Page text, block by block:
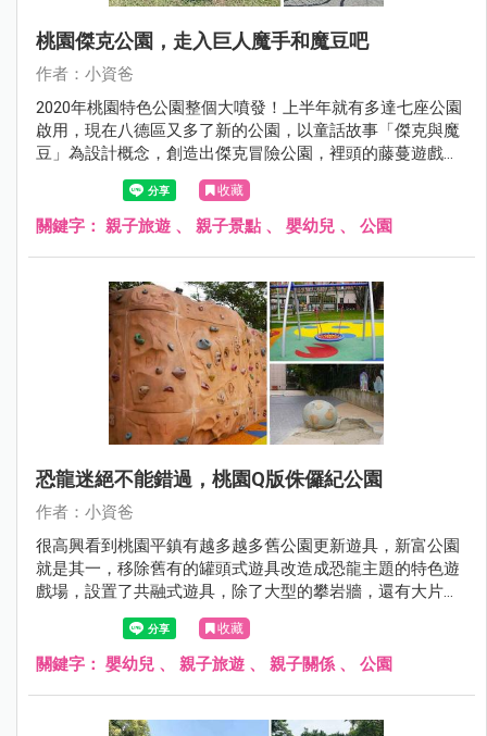
桃園傑克公園，走入巨人魔手和魔豆吧
作者：小資爸
2020年桃園特色公園整個大噴發！上半年就有多達七座公園
啟用，現在八德區又多了新的公園，以童話故事「傑克與魔
豆」為設計概念，創造出傑克冒險公園，裡頭的藤蔓遊戲區
包含波浪流滑梯及大葉攀爬網，另一邊則是將童話故事裡巨
人的魔手以及魔豆融入於裝置藝術中，非常具有特色，除此
之外也設置了彈跳床、鳥巢鞦韆、親子鞦韆、體健設施及社
收藏
關鍵字： 親子旅遊 、 親子景點 、 嬰幼兒 、 公園
恐龍迷絕不能錯過，桃園Q版侏儸紀公園
作者：小資爸
很高興看到桃園平鎮有越多越多舊公園更新遊具，新富公園
就是其一，移除舊有的罐頭式遊具改造成恐龍主題的特色遊
戲場，設置了共融式遊具，除了大型的攀岩牆，還有大片的
沙坑可以挖掘恐龍化石以及挖土機，旁邊更有小朋友最喜歡
的鳥巢鞦韆，地面也設計了恐龍的圖案，讓孩子們玩得更開
心了呢！現在就跟著小資爸一起來看看新富公園變身後有什
收藏
關鍵字： 嬰幼兒 、 親子旅遊 、 親子關係 、 公園